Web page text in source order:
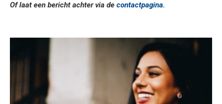
Of laat een bericht achter via de contactpagina.